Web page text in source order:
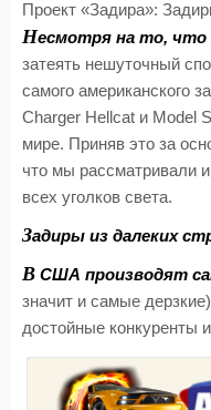
Проект «Задира»:
Несмотря на то, что
затеять нешуточный
самого американского
Charger Hellcat и Model
мире. Приняв это за
что мы рассматривали
всех уголков света.
Задиры из далеких
В США производят
значит и самые
достойные конкуренты